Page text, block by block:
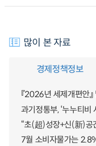
많이 본 자료
경제정책정보
『2026년 세제개편안』
과기정통부, ‘누누티비
“초(超)성장+신(新)공
7월 소비자물가는